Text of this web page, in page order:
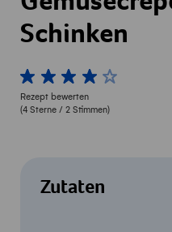
Schinken
1 von 5 Sterne
2 von 5 Sterne
3 von 5 Sterne
4 von 5 Sterne
5 von 5 Sterne
Rezept bewerten
(4 Sterne / 2 Stimmen)
Zutaten